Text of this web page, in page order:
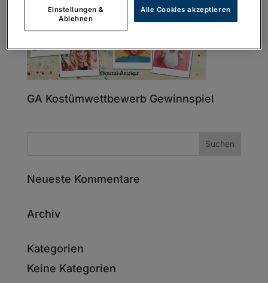
GA Kostümwettbewerb Gewinnspiel
Neueste Kommentare
Archiv
Kategorien
Keine Kategorien
Einstellungen &
Ablehnen
Alle Cookies akzeptieren